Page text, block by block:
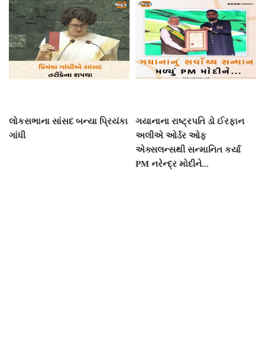
લોકસભાના સાંસદ બન્યા પ્રિયંકા
ગાંધી
ગયાનાના રાષ્ટ્રપતિ ડો ઈરફાન
અલીએ ઓર્ડર ઓફ
એક્સલન્સથી સન્માનિત કર્યા
PM નરેન્દ્ર મોદીને...